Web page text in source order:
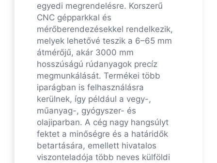
egyedi megrendelésre. Korszerű
CNC gépparkkal és
mérőberendezésekkel rendelkezik,
melyek lehetővé teszik a 6–65 mm
átmérőjű, akár 3000 mm
hosszúságú rúdanyagok precíz
megmunkálását. Termékei több
iparágban is felhasználásra
kerülnek, így például a vegy-,
műanyag-, gyógyszer- és
olajiparban. A cég nagy hangsúlyt
fektet a minőségre és a határidők
betartására, emellett hivatalos
viszonteladója több neves külföldi